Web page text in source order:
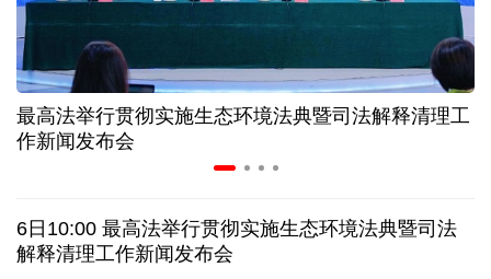
AI客服承诺不实、人工客服接入困难 中消协回应
数据有了“身份证” 我国正稳步推进数据产权登记
白宫否认特朗普与赫格塞思因弹药库存短缺发生争执
最高法举行贯彻实施生态环境法典暨司法解释清理工
作新闻发布会
6日10:00 最高法举行贯彻实施生态环境法典暨司法
解释清理工作新闻发布会